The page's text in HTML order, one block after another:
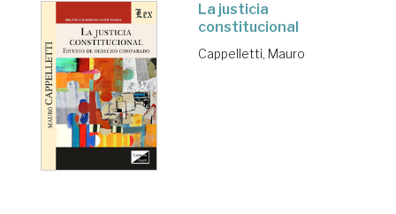
La justicia
constitucional
Cappelletti, Mauro